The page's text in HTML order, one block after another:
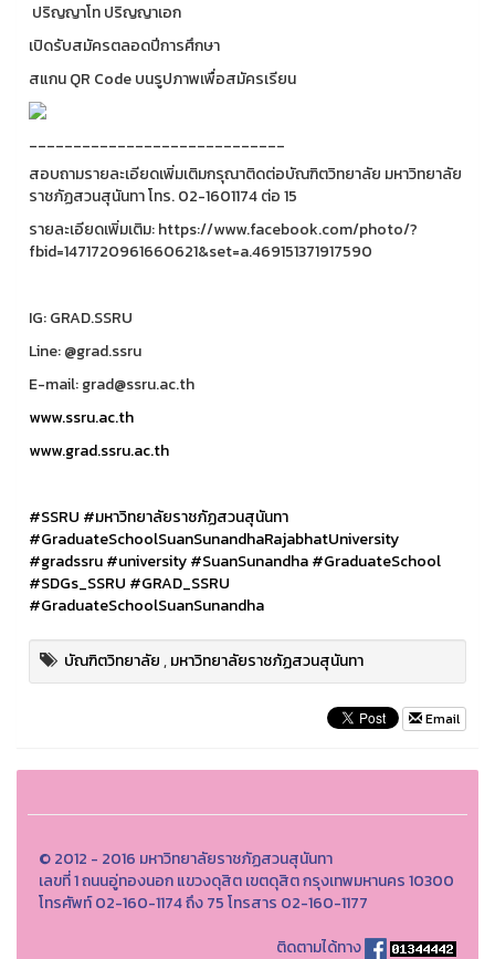
ปริญญาโท ปริญญาเอก
เปิดรับสมัครตลอดปีการศึกษา
สแกน QR Code บนรูปภาพเพื่อสมัครเรียน
_____________________________
สอบถามรายละเอียดเพิ่มเติมกรุณาติดต่อบัณฑิตวิทยาลัย มหาวิทยาลัย
ราชภัฏสวนสุนันทา โทร. 02-1601174 ต่อ 15
รายละเอียดเพิ่มเติม: https://www.facebook.com/photo/?
fbid=1471720961660621&set=a.469151371917590
IG: GRAD.SSRU
Line: @grad.ssru
E-mail: grad@ssru.ac.th
www.ssru.ac.th
www.grad.ssru.ac.th
#SSRU #มหาวิทยาลัยราชภัฏสวนสุนันทา
#GraduateSchoolSuanSunandhaRajabhatUniversity
#gradssru#university#SuanSunandha#GraduateSchool
#SDGs_SSRU #GRAD_SSRU
#GraduateSchoolSuanSunandha
บัณฑิตวิทยาลัย,มหาวิทยาลัยราชภัฏสวนสุนันทา
Email
© 2012 - 2016 มหาวิทยาลัยราชภัฏสวนสุนันทา
เลขที่ 1 ถนนอู่ทองนอก แขวงดุสิต เขตดุสิต กรุงเทพมหานคร 10300
โทรศัพท์ 02-160-1174 ถึง 75 โทรสาร 02-160-1177
ติดตามได้ทาง